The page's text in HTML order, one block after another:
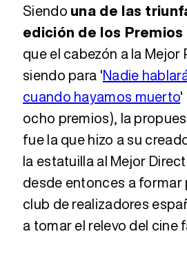
Siendo una de las
edición de los Premios
que el cabezón a la Mejor
siendo para 'Nadie
cuando hayamos muerto'
ocho premios), la
fue la que hizo a su
la estatuilla al Mejor
desde entonces a
club de realizadores
a tomar el relevo del cine